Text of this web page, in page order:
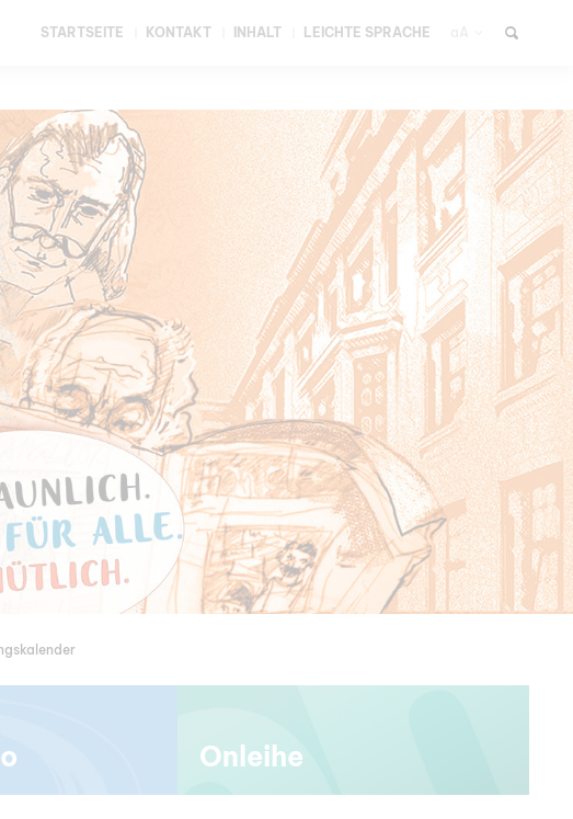
STARTSEITE KONTAKT INHALT LEICHTE SPRACHE
Onleihe